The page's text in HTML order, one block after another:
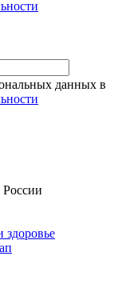
данных в
здоровье